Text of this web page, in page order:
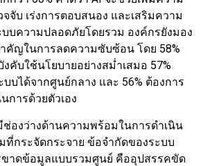
จับ เร่งการตอบสนอง และเสริมความ
บความปลอดภัยโดยรวม องค์กรยังมอง
คัญในการลดความซับซ้อน โดย 58%
คับใช้นโยบายอย่างสม่ำเสมอ 57%
บได้จากศูนย์กลาง และ 56% ต้องการ
การด้วยตัวเอง
ช่องว่างด้านความพร้อมในการดำเนิน
ที่กระจัดกระจาย ข้อจำกัดของระบบ
าดข้อมูลแบบรวมศูนย์ คืออุปสรรคขัด